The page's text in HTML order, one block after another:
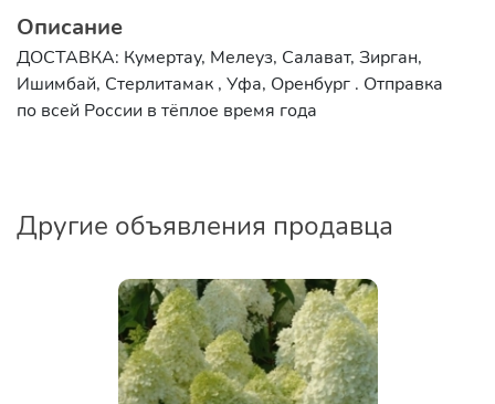
Описание
ДОСТАВКА: Кумертау, Мелеуз, Салават, Зирган,
Ишимбай, Стерлитамак , Уфа, Оренбург . Отправка
по всей России в тёплое время года
Другие объявления продавца